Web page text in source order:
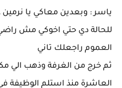
ياسر : وبعدين معاكي يا نرمين
للحالة دي حتي اخوكي مش
العموم راجعلك تاني
ثم خرج من الغرفة وذهب الي
العاشرة منذ استلم الوظيفة